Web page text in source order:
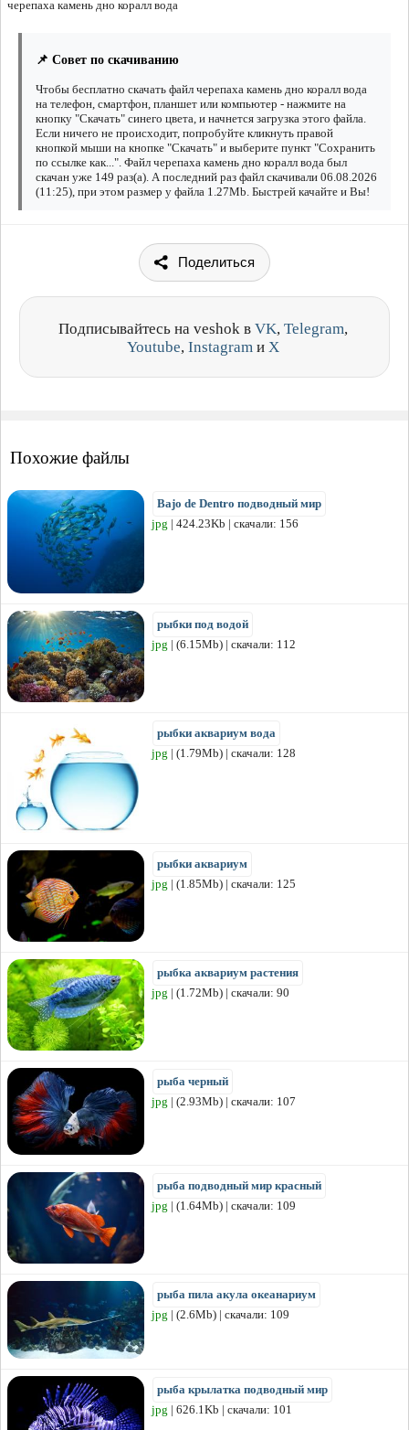
черепаха камень дно коралл вода
📌 Совет по скачиванию
Чтобы бесплатно скачать файл черепаха камень дно коралл вода
на телефон, смартфон, планшет или компьютер - нажмите на
кнопку "Скачать" синего цвета, и начнется загрузка этого файла.
Если ничего не происходит, попробуйте кликнуть правой
кнопкой мыши на кнопке "Скачать" и выберите пункт "Сохранить
по ссылке как...". Файл черепаха камень дно коралл вода был
скачан уже 149 раз(а). А последний раз файл скачивали 06.08.2026
(11:25), при этом размер у файла 1.27Mb. Быстрей качайте и Вы!
Поделиться
Подписывайтесь на veshok в VK, Telegram,
Youtube, Instagram и X
Похожие файлы
Bajo de Dentro подводный мир
jpg | 424.23Kb | скачали: 156
рыбки под водой
jpg | (6.15Mb) | скачали: 112
рыбки аквариум вода
jpg | (1.79Mb) | скачали: 128
рыбки аквариум
jpg | (1.85Mb) | скачали: 125
рыбка аквариум растения
jpg | (1.72Mb) | скачали: 90
рыба черный
jpg | (2.93Mb) | скачали: 107
рыба подводный мир красный
jpg | (1.64Mb) | скачали: 109
рыба пила акула океанариум
jpg | (2.6Mb) | скачали: 109
рыба крылатка подводный мир
jpg | 626.1Kb | скачали: 101